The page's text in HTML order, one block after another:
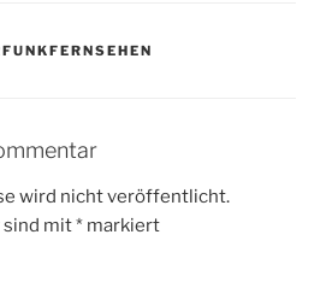
wird nicht veröffentlicht.
sind mit* markiert